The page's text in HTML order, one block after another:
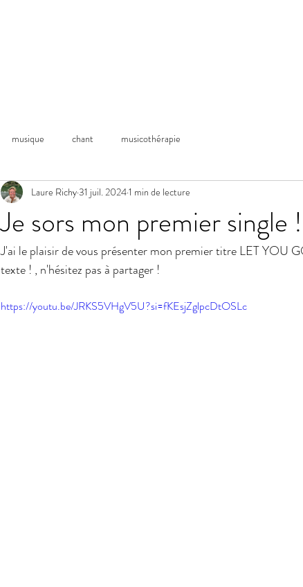
musique chant musicothérapie
Je sors mon premier single !
Laure Richy31 juil. 20241 min de lecture
J'ai le plaisir de vous présenter mon premier titre LET YOU
texte ! , n'hésitez pas à partager !
https://youtu.be/JRKS5VHgV5U?si=fKEsjZglpcDtOSLc